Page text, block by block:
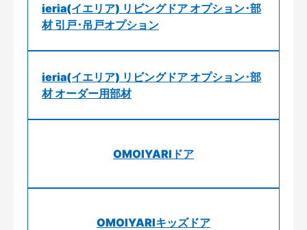
ieria(イエリア) リビングドア オプション･部
材 引戸･吊戸オプション
ieria(イエリア) リビングドア オプション･部
材 オーダー用部材
OMOIYARIドア
OMOIYARIキッズドア